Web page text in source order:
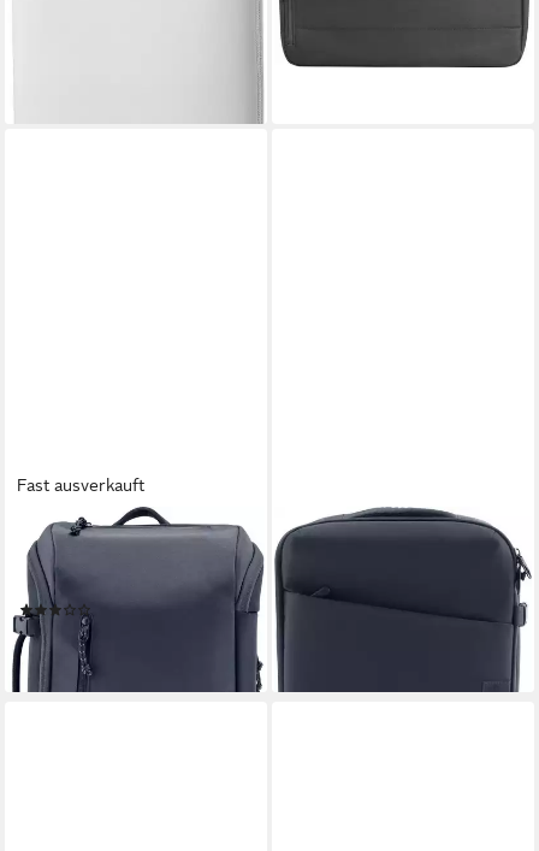
Fast ausverkauft
Notebook-Rucksack Travel
Laptop Backpack (1-tlg)
58,19 €
lieferbar - in 3-4 Werktagen bei dir
HP
16.1 (40.8 cm) Laptop
Backpack (1-tlg)